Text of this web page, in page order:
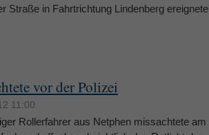
Straße in Fahrtrichtung Lindenberg
vor der Polizei
11:00
Rollerfahrer aus Netphen missachtete am